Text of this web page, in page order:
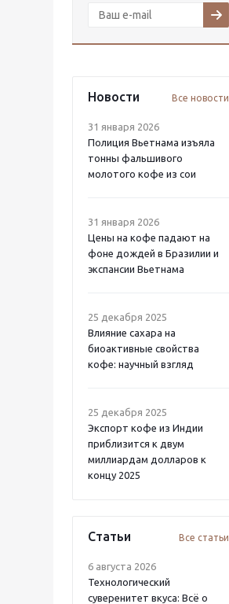
Новости Все новости
31 января 2026
Полиция Вьетнама изъяла
тонны фальшивого
молотого кофе из сои
31 января 2026
Цены на кофе падают на
фоне дождей в Бразилии и
экспансии Вьетнама
25 декабря 2025
Влияние сахара на
биоактивные свойства
кофе: научный взгляд
25 декабря 2025
Экспорт кофе из Индии
приблизится к двум
миллиардам долларов к
концу 2025
Статьи Все статьи
6 августа 2026
Технологический
суверенитет вкуса: Всё о